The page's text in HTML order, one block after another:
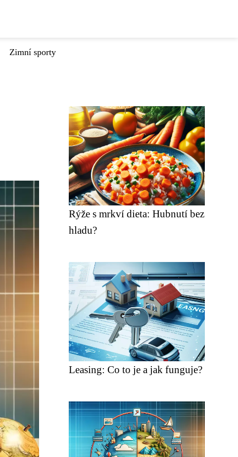
Zimní sporty
Rýže s mrkví dieta: Hubnutí bez
hladu?
Leasing: Co to je a jak funguje?